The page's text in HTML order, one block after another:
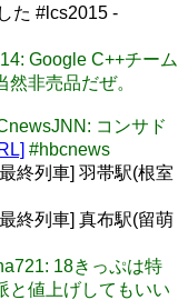
た #lcs2015 -
Google C++チーム
非売品だぜ。
コンサド
#hbcnews
終列車] 羽帯駅(根室
終列車] 真布駅(留萌
18きっぷは特
と値上げしてもいい